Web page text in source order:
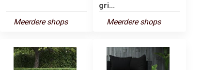
Meerdere shops
gri...
Meerdere shops